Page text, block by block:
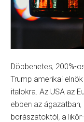
Döbbenetes, 200%-
Trump amerikai
italokra. Az USA az
ebben az
borászatoktól, a